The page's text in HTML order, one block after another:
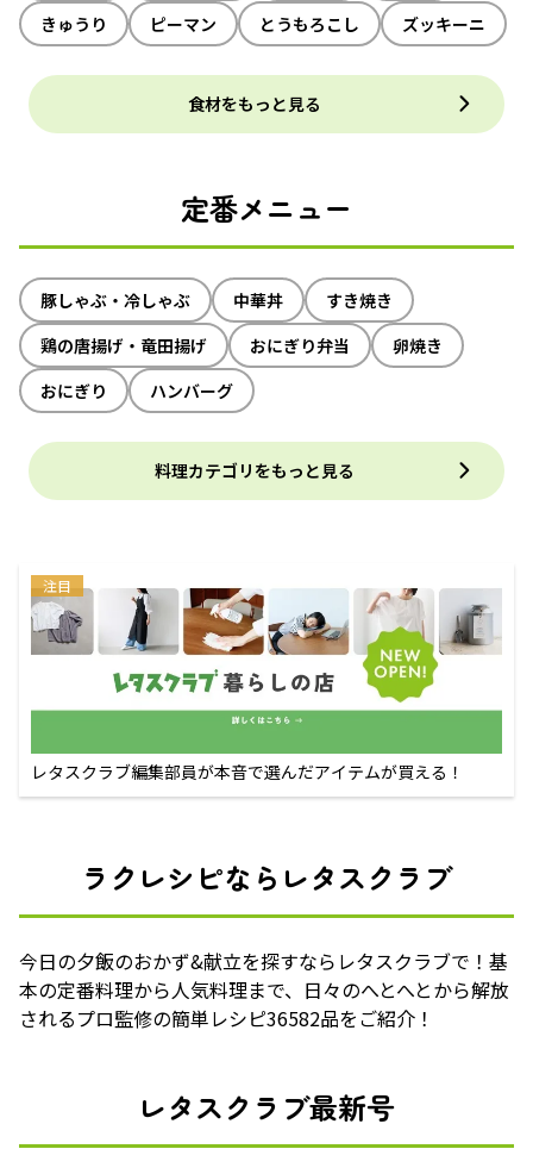
きゅうり
ピーマン とうもろこし ズッキーニ
食材をもっと見る
定番メニュー
豚しゃぶ・冷しゃぶ 中華丼
すき焼き
鶏の唐揚げ・竜田揚げ
おにぎり弁当
卵焼き
おにぎり
ハンバーグ
料理カテゴリをもっと見る
注目
レタスクラブ編集部員が本音で選んだアイテムが買える！
ラクレシピならレタスクラブ
今日の夕飯のおかず&献立を探すならレタスクラブで！基
本の定番料理から人気料理まで、日々のへとへとから解放
されるプロ監修の簡単レシピ36582品をご紹介！
レタスクラブ最新号